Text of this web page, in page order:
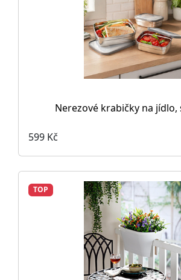
Nerezové krabičky na jídlo,
599 Kč
TOP